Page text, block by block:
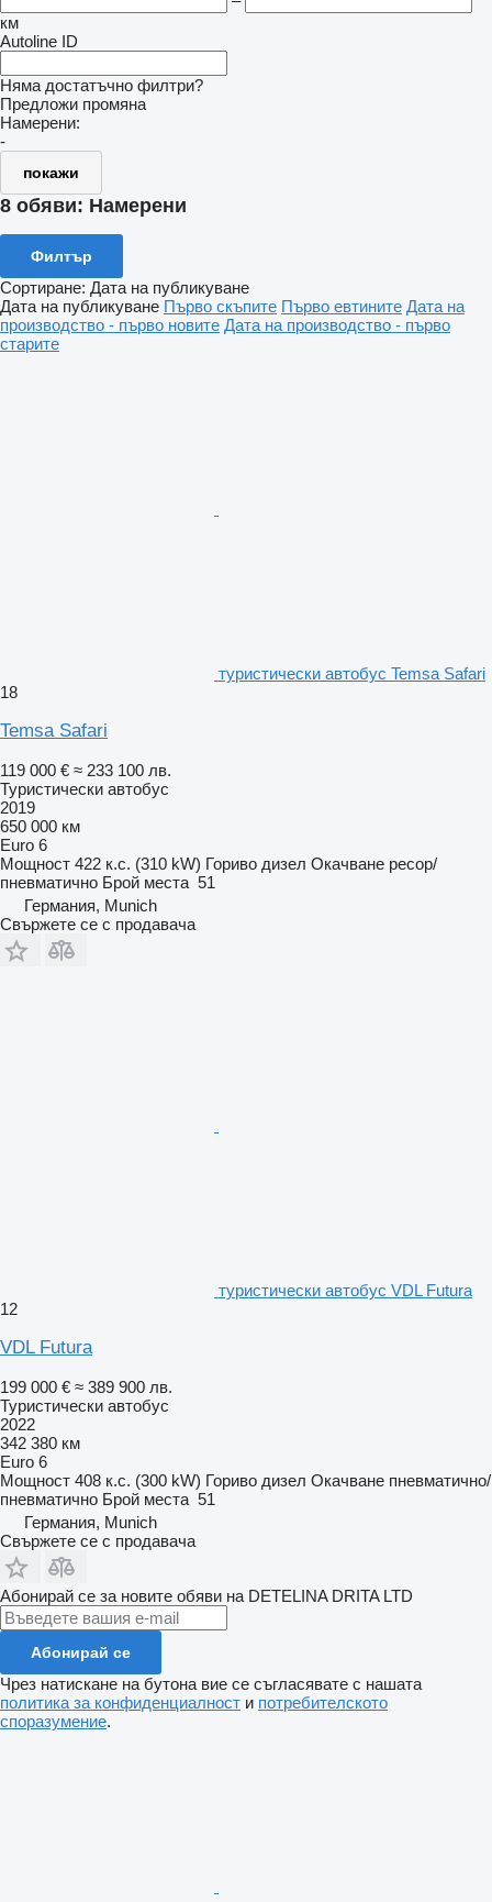
км
Autoline ID
Няма достатъчно филтри?
Предложи промяна
Намерени:
-
покажи
8 обяви: Намерени
Филтър
Сортиране: Дата на публикуване
Дата на публикуване Първо скъпите Първо евтините Дата на
производство - първо новите Дата на производство - първо
старите
туристически автобус Temsa Safari
18
Temsa Safari
119 000 € ≈ 233 100 лв.
Туристически автобус
2019
650 000 км
Euro 6
Мощност 422 к.с. (310 kW) Гориво дизел Окачване ресор/
пневматично Брой места 51
Германия, Munich
Свържете се с продавача
туристически автобус VDL Futura
12
VDL Futura
199 000 € ≈ 389 900 лв.
Туристически автобус
2022
342 380 км
Euro 6
Мощност 408 к.с. (300 kW) Гориво дизел Окачване пневматично/
пневматично Брой места 51
Германия, Munich
Свържете се с продавача
Абонирай се за новите обяви на DETELINA DRITA LTD
Абонирай се
Чрез натискане на бутона вие се съгласявате с нашата
политика за конфиденциалност и потребителското
споразумение.